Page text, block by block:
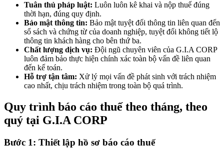
Tuân thủ pháp luật: Luôn luôn kê khai và nộp thuế đúng
thời hạn, đúng quy định.
Bảo mật thông tin: Bảo mật tuyệt đối thông tin liên quan đến
sổ sách và chứng từ của doanh nghiệp, tuyệt đối không tiết lộ
thông tin khách hàng cho bên thứ ba.
Chất lượng dịch vụ: Đội ngũ chuyên viên của G.I.A CORP
luôn đảm bảo thực hiện chính xác toàn bộ vấn đề liên quan
đến kế toán.
Hỗ trợ tận tâm: Xử lý mọi vấn đề phát sinh với trách nhiệm
cao nhất, chịu trách nhiệm trong toàn bộ quá trình.
Quy trình báo cáo thuế theo tháng, theo
quý tại G.I.A CORP
Bước 1: Thiết lập hồ sơ báo cáo thuế